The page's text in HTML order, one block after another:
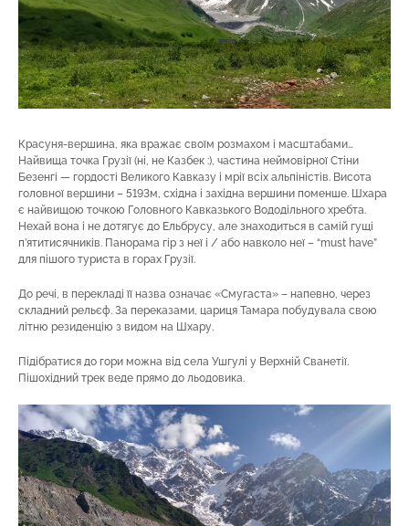
Красуня-вершина, яка вражає своїм розмахом і масштабами…
Найвища точка Грузії (ні, не Казбек :), частина неймовірної Стіни
Безенгі — гордості Великого Кавказу і мрії всіх альпіністів. Висота
головної вершини – 5193м, східна і західна вершини поменше. Шхара
є найвищою точкою Головного Кавказького Вододільного хребта.
Нехай вона і не дотягує до Ельбрусу, але знаходиться в самій гущі
п’ятитисячників. Панорама гір з неї і / або навколо неї – “must have”
для пішого туриста в горах Грузії.
До речі, в перекладі її назва означає «Смугаста» – напевно, через
складний рельєф. За переказами, цариця Тамара побудувала свою
літню резиденцію з видом на Шхару.
Підібратися до гори можна від села Ушгулі у Верхній Сванетії.
Пішохідний трек веде прямо до льодовика.